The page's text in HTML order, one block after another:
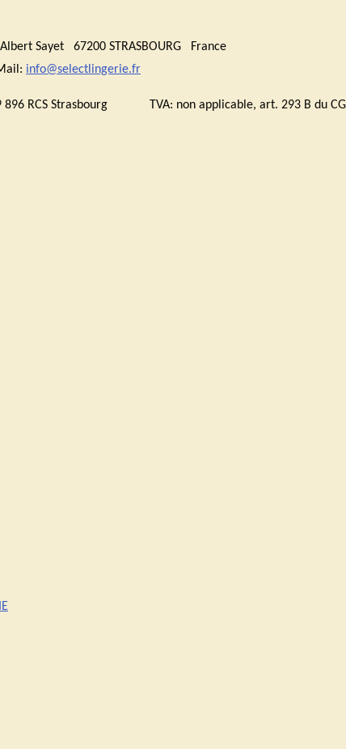
Sayet 67200 STRASBOURG France
info@selectlingerie.fr
896 RCS Strasbourg TVA: non applicable, art. 293 B du